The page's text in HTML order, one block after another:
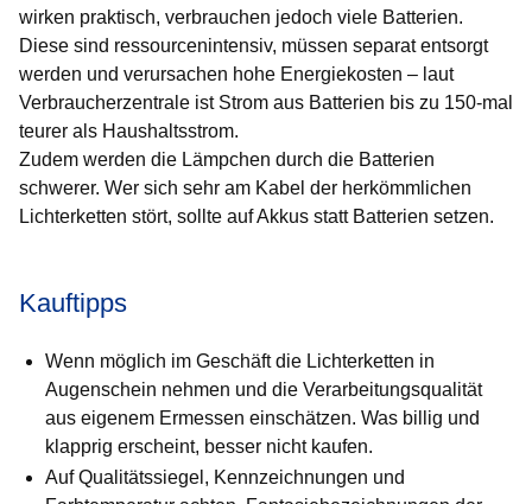
wirken praktisch, verbrauchen jedoch viele Batterien.
Diese sind ressourcenintensiv, müssen separat entsorgt
werden und verursachen hohe Energiekosten – laut
Verbraucherzentrale ist Strom aus Batterien bis zu 150-mal
teurer als Haushaltsstrom.
Zudem werden die Lämpchen durch die Batterien
schwerer. Wer sich sehr am Kabel der herkömmlichen
Lichterketten stört, sollte auf Akkus statt Batterien setzen.
Kauftipps
Wenn möglich im Geschäft die Lichterketten in
Augenschein nehmen und die Verarbeitungsqualität
aus eigenem Ermessen einschätzen. Was billig und
klapprig erscheint, besser nicht kaufen.
Auf Qualitätssiegel, Kennzeichnungen und